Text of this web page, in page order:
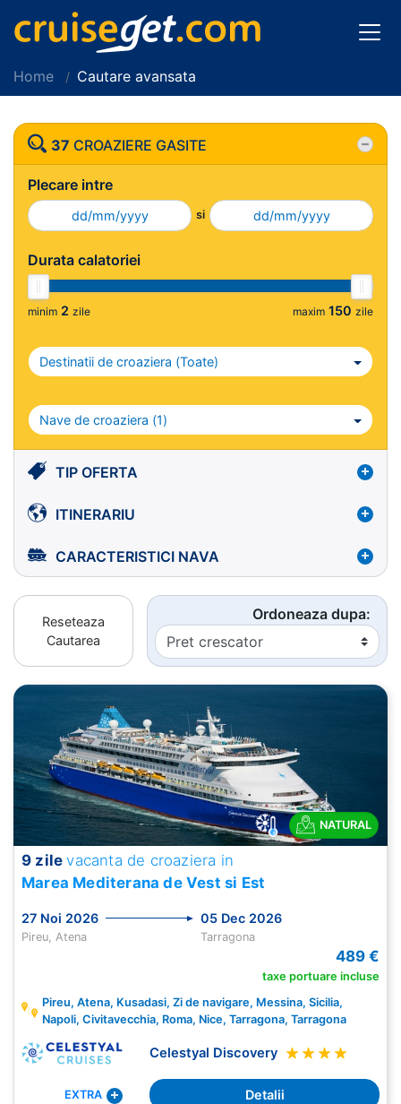
Home Cautare avansata
37 CROAZIERE GASITE
Plecare intre
si
Durata calatoriei
minim 2 zile maxim 150 zile
Destinatii de croaziera (Toate)
Nave de croaziera (1)
TIP OFERTA
ITINERARIU
CARACTERISTICI NAVA
Reseteaza
Cautarea
Ordoneaza dupa:
NATURAL
9 zile vacanta de croaziera in
Marea Mediterana de Vest si Est
27 Noi 2026 05 Dec 2026
Pireu, Atena Tarragona
489 €
taxe portuare incluse
Pireu, Atena, Kusadasi, Zi de navigare, Messina, Sicilia,
Napoli, Civitavecchia, Roma, Nice, Tarragona, Tarragona
Celestyal Discovery
EXTRA Detalii